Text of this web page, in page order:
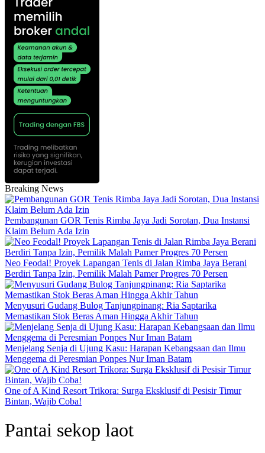
Breaking News
Pembangunan GOR Tenis Rimba Jaya Jadi Sorotan, Dua Instansi
Klaim Belum Ada Izin
Neo Feodal! Proyek Lapangan Tenis di Jalan Rimba Jaya Berani
Berdiri Tanpa Izin, Pemilik Malah Pamer Progres 70 Persen
Menyusuri Gudang Bulog Tanjungpinang: Ria Saptarika
Memastikan Stok Beras Aman Hingga Akhir Tahun
Menjelang Senja di Ujung Kasu: Harapan Kebangsaan dan Ilmu
Menggema di Peresmian Ponpes Nur Iman Batam
One of A Kind Resort Trikora: Surga Eksklusif di Pesisir Timur
Bintan, Wajib Coba!
Pantai sekop laot